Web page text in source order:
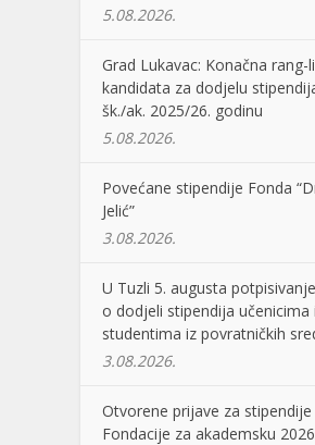
5.08.2026.
Grad Lukavac: Konačna rang-
kandidata za dodjelu
šk./ak. 2025/26. godinu
5.08.2026.
Povećane stipendije Fonda
Jelić”
3.08.2026.
U Tuzli 5. augusta
o dodjeli stipendija učenicima i
studentima iz povratničkih
3.08.2026.
Otvorene prijave za
Fondacije za akademsku